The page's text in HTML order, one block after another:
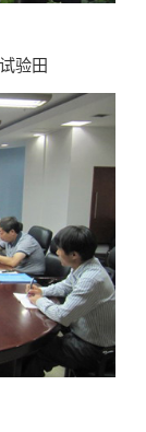
验田